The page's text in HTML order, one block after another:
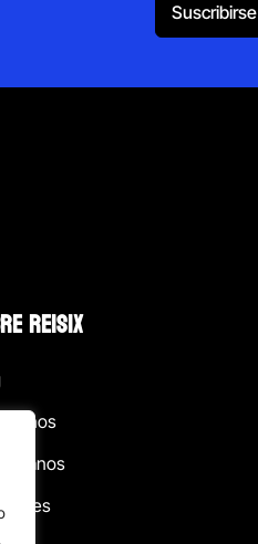
REISIX